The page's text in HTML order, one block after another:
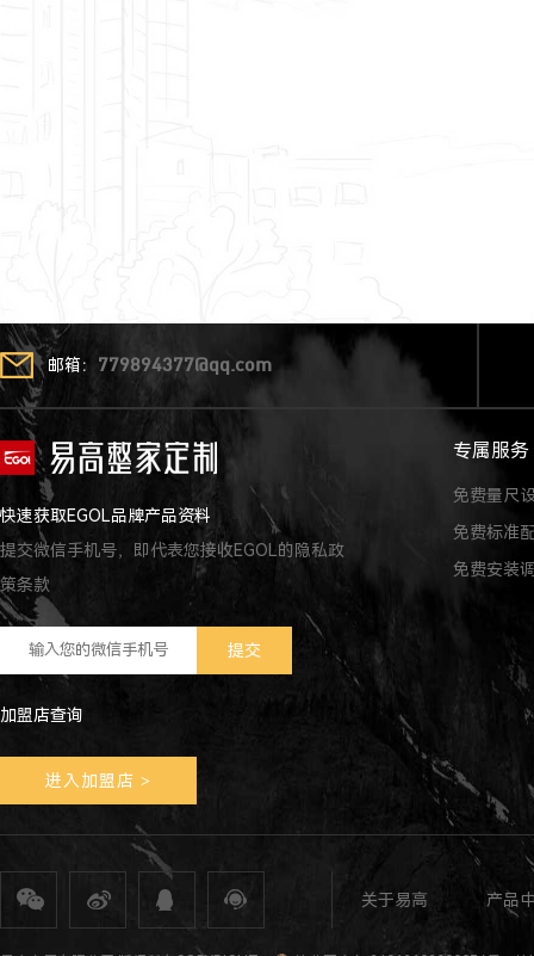
邮箱： 779894377@qq.com
快速获取EGOL品牌产品资料
提交微信手机号，即代表您接收EGOL的隐私政
策条款
加盟店查询
进入加盟店 >
专属服务
免费量尺
免费标准
免费安装
关于易高 产品